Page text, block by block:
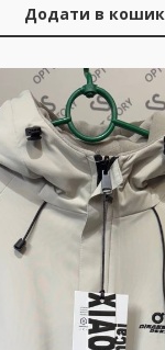
Додати в кошик